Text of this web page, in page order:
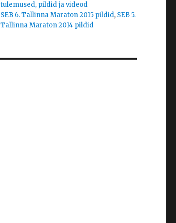
tulemused, pildid ja videod
SEB 6. Tallinna Maraton 2015 pildid, SEB 5.
Tallinna Maraton 2014 pildid